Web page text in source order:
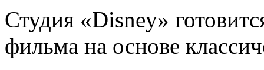
Студия «Disney»
фильма на основе